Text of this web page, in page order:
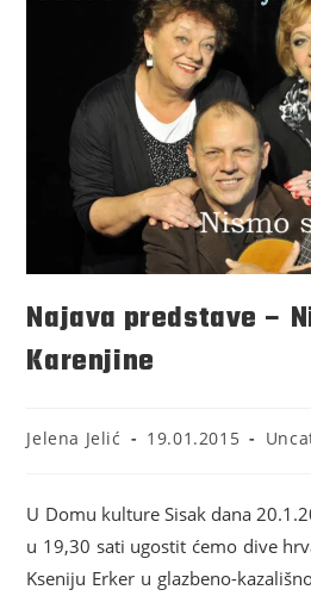
Najava predstave –
Karenjine
Jelena Jelić 19.01.2015
U Domu kulture Sisak dana
u 19,30 sati ugostit ćemo dive
Kseniju Erker u glazbeno-